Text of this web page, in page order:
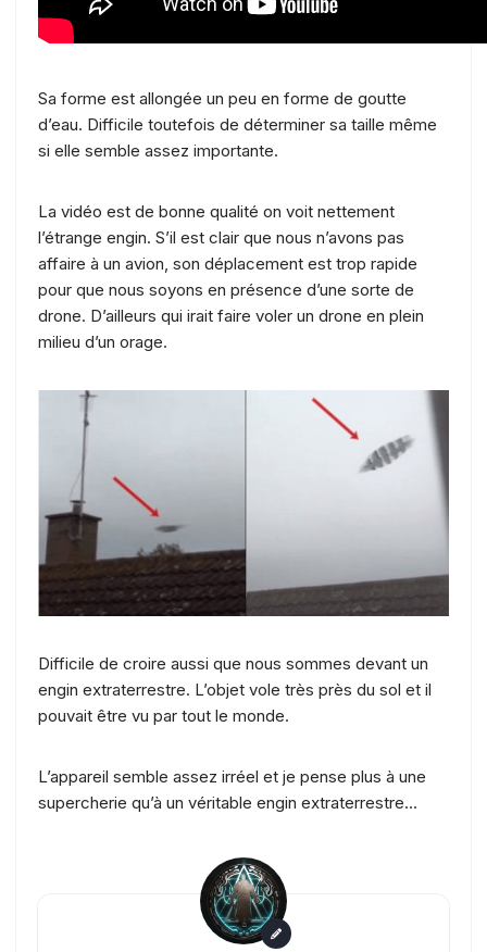
Sa forme est allongée un peu en forme de goutte
d’eau. Difficile toutefois de déterminer sa taille même
si elle semble assez importante.
La vidéo est de bonne qualité on voit nettement
l’étrange engin. S’il est clair que nous n’avons pas
affaire à un avion, son déplacement est trop rapide
pour que nous soyons en présence d’une sorte de
drone. D’ailleurs qui irait faire voler un drone en plein
milieu d’un orage.
Difficile de croire aussi que nous sommes devant un
engin extraterrestre. L’objet vole très près du sol et il
pouvait être vu par tout le monde.
L’appareil semble assez irréel et je pense plus à une
supercherie qu’à un véritable engin extraterrestre…